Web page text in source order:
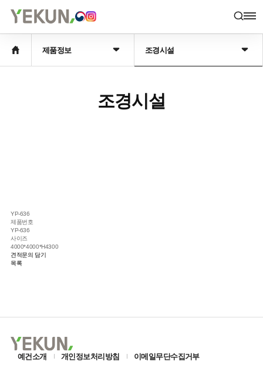
시공사례고
제품정보 조경시설
조경시설
YP-636
제품번호
YP-636
사이즈
4000*4000*H4300
견적문의 담기
목록
예건소개 개인정보처리방침 이메일무단수집거부